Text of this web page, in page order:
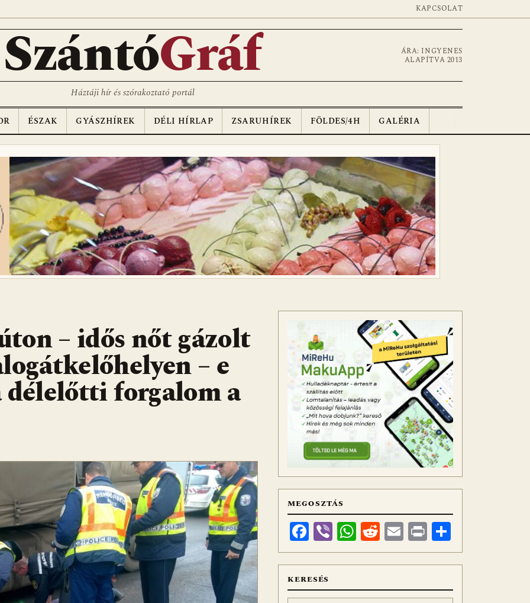
KAPCSOLAT
SzántóGráf
ÁRA: INGYENES
ALAPÍTVA 2013
Háztáji hír és szórakoztató portál
ÉSZAK GYÁSZHÍREK DÉLI HÍRLAP ZSARUHÍREK FÖLDES/4H GALÉRIA
– idős nőt gázolt
– e
forgalom a
MEGOSZTÁS
Facebook
ViberWhatsApp
Reddit
Email
Print
meg
KERESÉS